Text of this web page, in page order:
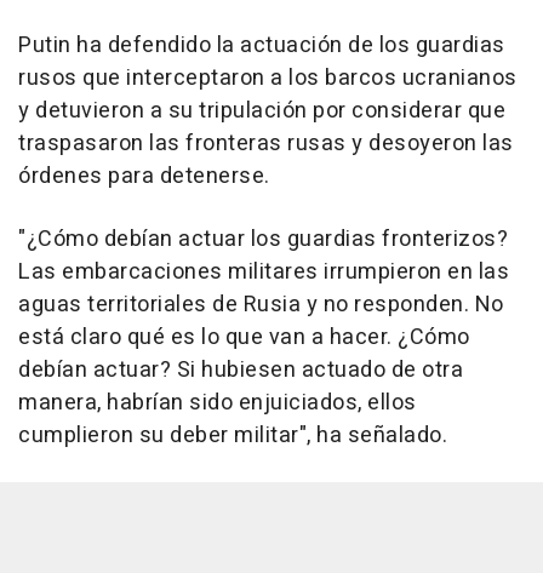
Putin ha defendido la actuación de los guardias
rusos que interceptaron a los barcos ucranianos
y detuvieron a su tripulación por considerar que
traspasaron las fronteras rusas y desoyeron las
órdenes para detenerse.
"¿Cómo debían actuar los guardias fronterizos?
Las embarcaciones militares irrumpieron en las
aguas territoriales de Rusia y no responden. No
está claro qué es lo que van a hacer. ¿Cómo
debían actuar? Si hubiesen actuado de otra
manera, habrían sido enjuiciados, ellos
cumplieron su deber militar", ha señalado.